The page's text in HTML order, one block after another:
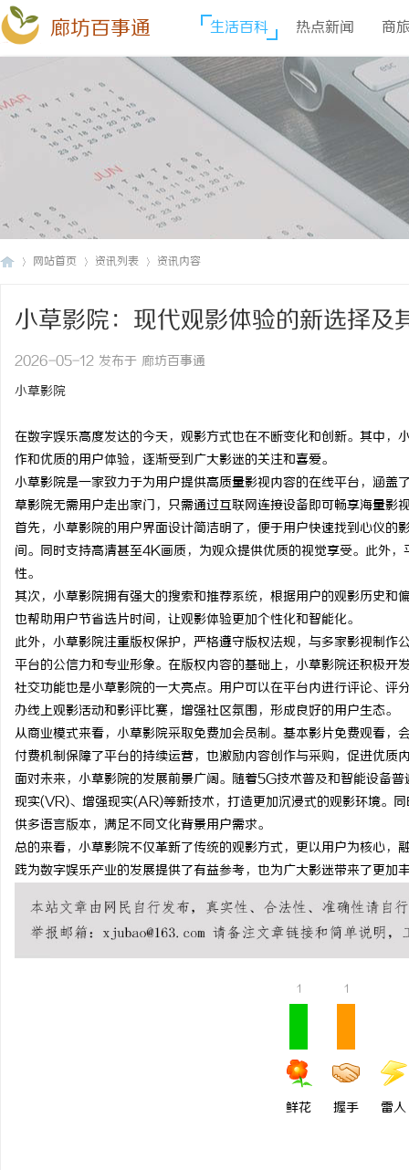
廊坊百事通 生活百科 热点新闻 商
网站首页 资讯列表 资讯内容
小草影院：现代观影体验的新选择及
2026-05-12 发布于 廊坊百事通
小草影院
在数字娱乐高度发达的今天，观影方式也在不断变化和创新。其中
作和优质的用户体验，逐渐受到广大影迷的关注和喜爱。
小草影院是一家致力于为用户提供高质量影视内容的在线平台，涵
草影院无需用户走出家门，只需通过互联网连接设备即可畅享海量影
首先，小草影院的用户界面设计简洁明了，便于用户快速找到心仪
间。同时支持高清甚至4K画质，为观众提供优质的视觉享受。此外
性。
其次，小草影院拥有强大的搜索和推荐系统，根据用户的观影历史
也帮助用户节省选片时间，让观影体验更加个性化和智能化。
此外，小草影院注重版权保护，严格遵守版权法规，与多家影视制
平台的公信力和专业形象。在版权内容的基础上，小草影院还积极开
社交功能也是小草影院的一大亮点。用户可以在平台内进行评论、
办线上观影活动和影评比赛，增强社区氛围，形成良好的用户生态。
从商业模式来看，小草影院采取免费加会员制。基本影片免费观看
付费机制保障了平台的持续运营，也激励内容创作与采购，促进优质
面对未来，小草影院的发展前景广阔。随着5G技术普及和智能设备
现实(VR)、增强现实(AR)等新技术，打造更加沉浸式的观影环境。
供多语言版本，满足不同文化背景用户需求。
总的来看，小草影院不仅革新了传统的观影方式，更以用户为核心
践为数字娱乐产业的发展提供了有益参考，也为广大影迷带来了更加
1
鲜花
1
握手 雷人
武汉配眼镜 上海配眼镜